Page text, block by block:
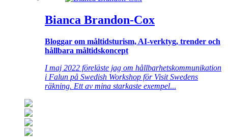
Bianca Brandon-Cox
Bloggar om måltidsturism, AI-verktyg, trender och
hållbara måltidskoncept
I maj 2022 föreläste jag om hållbarhetskommunikation
i Falun på Swedish Workshop för Visit Swedens
räkning. Ett av mina starkaste exempel...